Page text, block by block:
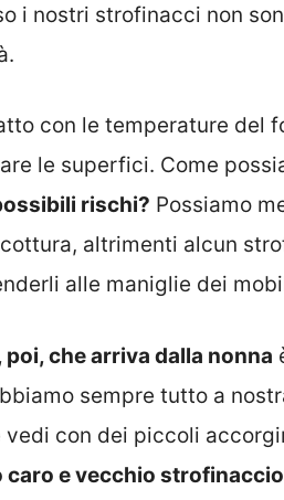
i nostri strofinacci non
con le temperature del
le superfici. Come
rischi? Possiamo
altrimenti alcun
alle maniglie dei
che arriva dalla nonna
sempre tutto a
vedi con dei piccoli
caro e vecchio